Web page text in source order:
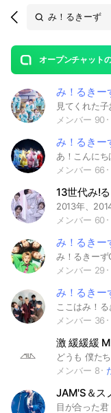
Search
OpenChats
messages
search
area
オープンチャット
open
み！るきー
メンバー 90
み！るきー
メンバー 66
13世代み!
メンバー 60
み！るきー
メンバー 29
み！るきー
メンバー 36
激 緩緩緩
メンバー 8
JAM'S＆ス